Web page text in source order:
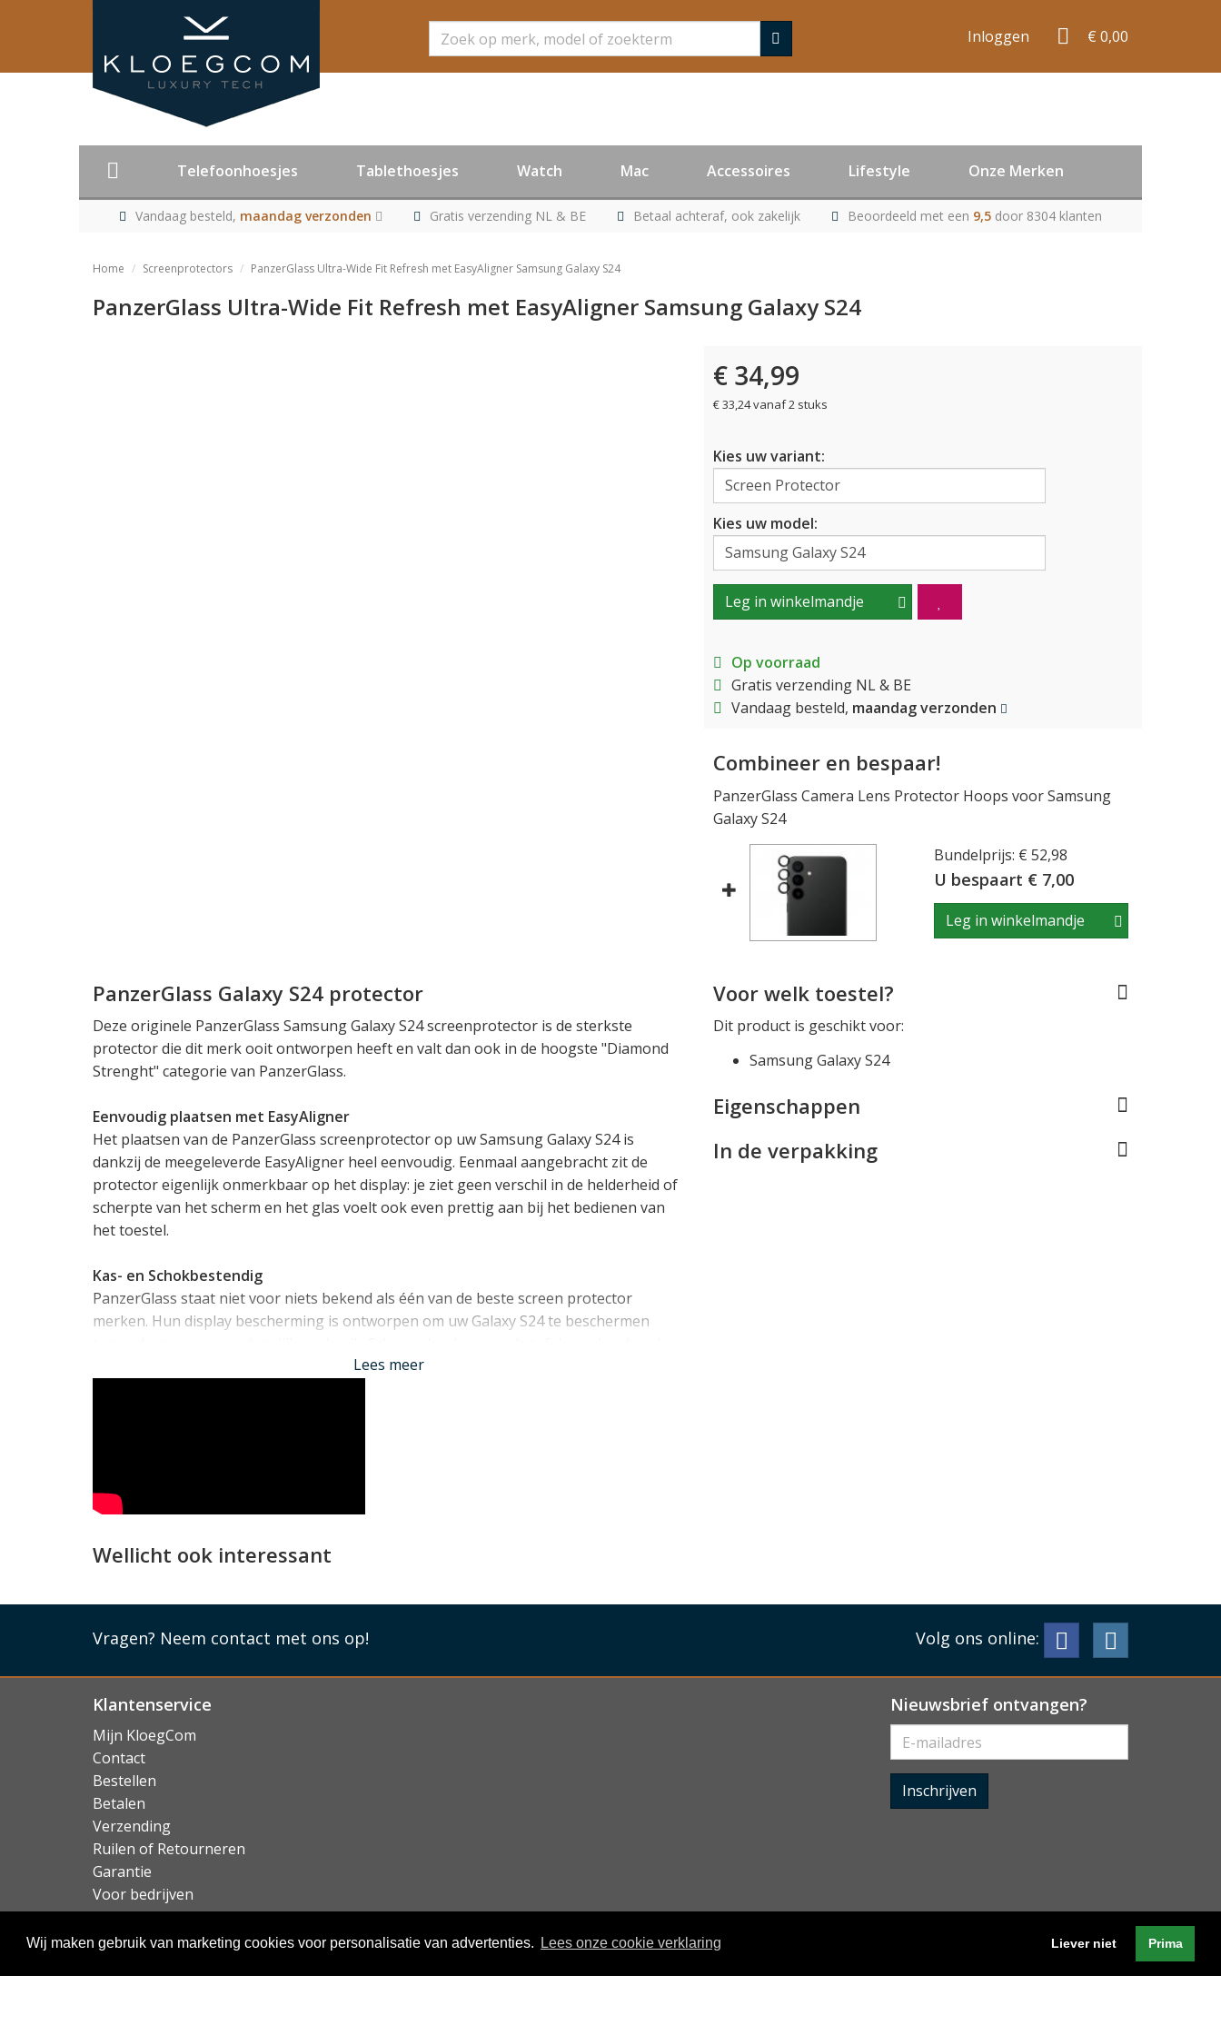
Wij maken gebruik van marketing cookies voor personalisatie van advertenties. Lees onze cookie verklaring Liever niet Prima
Zoeken Inloggen € 0,00
Telefoonhoesjes Tablethoesjes Watch Mac Accessoires Lifestyle Onze Merken
Vandaag besteld, maandag verzonden Gratis verzending NL & BE Betaal achteraf, ook zakelijk Beoordeeld met een 9,5 door 8304 klanten
Home Screenprotectors PanzerGlass Ultra-Wide Fit Refresh met EasyAligner Samsung Galaxy S24
PanzerGlass Ultra-Wide Fit Refresh met EasyAligner Samsung Galaxy S24
€ 34,99
€ 33,24 vanaf 2 stuks
Kies uw variant:
Kies uw model:
Leg in winkelmandje
Op voorraad
Gratis verzending NL & BE
Vandaag besteld, maandag verzonden
Combineer en bespaar!
PanzerGlass Camera Lens Protector Hoops voor Samsung
Galaxy S24
Bundelprijs: € 52,98
U bespaart € 7,00
Leg in winkelmandje
PanzerGlass Galaxy S24 protector
Deze originele PanzerGlass Samsung Galaxy S24 screenprotector is de sterkste
protector die dit merk ooit ontworpen heeft en valt dan ook in de hoogste "Diamond
Strenght" categorie van PanzerGlass.
Eenvoudig plaatsen met EasyAligner
Het plaatsen van de PanzerGlass screenprotector op uw Samsung Galaxy S24 is
dankzij de meegeleverde EasyAligner heel eenvoudig. Eenmaal aangebracht zit de
protector eigenlijk onmerkbaar op het display: je ziet geen verschil in de helderheid of
scherpte van het scherm en het glas voelt ook even prettig aan bij het bedienen van
het toestel.
Kas- en Schokbestendig
PanzerGlass staat niet voor niets bekend als één van de beste screen protector
merken. Hun display bescherming is ontworpen om uw Galaxy S24 te beschermen
een stenen vloer, een krassende sleutelbos tegen het scherm: het is allemaal geen
het glasoppervlak. Tegelijkertijd is er wel rekening gehouden met het gebruik van een
99,99% van de bacterien op het scherm doodt (ISO 22196 gecertificeerd en JIS Z 2801
Lees meer
Voor welk toestel?
Dit product is geschikt voor:
Samsung Galaxy S24
Eigenschappen
In de verpakking
Wellicht ook interessant
Vragen? Neem contact met ons op! Volg ons online:
Klantenservice
Mijn KloegCom
Contact
Bestellen
Betalen
Verzending
Ruilen of Retourneren
Garantie
Voor bedrijven
Over KloegCom.nl
Nieuwsbrief ontvangen?
Inschrijven
© KloegCom 2008 - 2026 - Privacyverklaring